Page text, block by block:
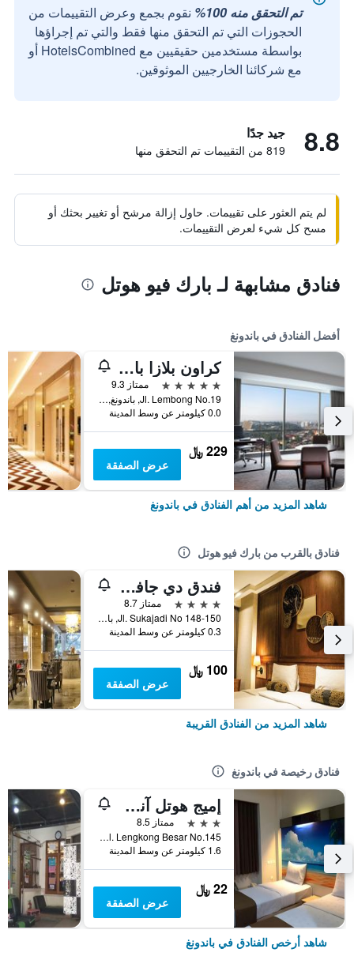
تم التحقق منه 100%
نقوم بجمع وعرض التقييمات من
الحجوزات التي تم التحقق منها فقط والتي تم إجراؤها
بواسطة مستخدمين حقيقيين مع HotelsCombined أو
مع شركائنا الخارجيين الموثوقين.
8.8 جيد جدًا
819 من التقييمات تم التحقق منها
لم يتم العثور على تقييمات. حاول إزالة مرشح أو تغيير بحثك أو
مسح كل شيء لعرض التقييمات.
فنادق مشابهة لـ بارك فيو هوتل
أفضل الفنادق في باندونغ
كراون بلازا باندونغ
5 نجوم
ممتاز 9.3
Jl. Lembong No.19, باندونغ, إندونيسيا
0.0 كيلومتر عن وسط المدينة
229 ﷼
عرض الصفقة
شاهد المزيد من أهم الفنادق في باندونغ
فنادق بالقرب من بارك فيو هوتل
فندق دي جافا باندونغ
4 نجوم
ممتاز 8.7
Jl. Sukajadi No 148-150, باندونغ, إندونيسيا
0.3 كيلومتر عن وسط المدينة
100 ﷼
عرض الصفقة
شاهد المزيد من الفنادق القريبة
فنادق رخيصة في باندونغ
إميج هوتل آند ريستو
3 نجوم
ممتاز 8.5
Jl. Lengkong Besar No.145, باندونغ, إندونيسيا
1.6 كيلومتر عن وسط المدينة
22 ﷼
عرض الصفقة
شاهد أرخص الفنادق في باندونغ